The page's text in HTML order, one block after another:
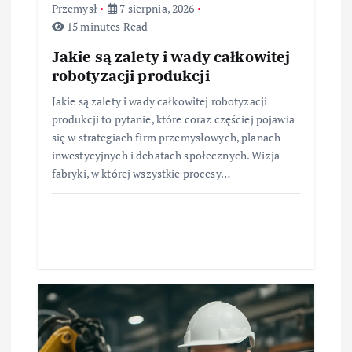
Przemysł
7 sierpnia, 2026
15 minutes Read
Jakie są zalety i wady całkowitej
robotyzacji produkcji
Jakie są zalety i wady całkowitej robotyzacji
produkcji to pytanie, które coraz częściej pojawia
się w strategiach firm przemysłowych, planach
inwestycyjnych i debatach społecznych. Wizja
fabryki, w której wszystkie procesy…